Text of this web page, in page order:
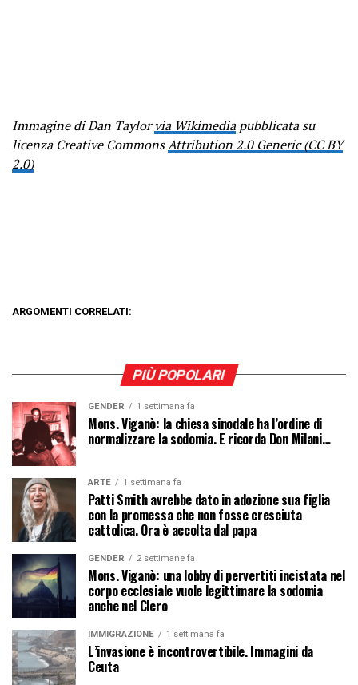
Immagine di Dan Taylorvia Wikimediapubblicata su
licenza Creative CommonsAttribution 2.0 Generic (CC BY
2.0)
ARGOMENTI CORRELATI:
PIÙ POPOLARI
GENDER 1 settimana fa
Mons. Viganò: la chiesa sinodale ha l’ordine di
normalizzare la sodomia. E ricorda Don Milani…
ARTE 1 settimana fa
Patti Smith avrebbe dato in adozione sua figlia
con la promessa che non fosse cresciuta
cattolica. Ora è accolta dal papa
GENDER 2 settimane fa
Mons. Viganò: una lobby di pervertiti incistata nel
corpo ecclesiale vuole legittimare la sodomia
anche nel Clero
IMMIGRAZIONE 1 settimana fa
L’invasione è incontrovertibile. Immagini da
Ceuta